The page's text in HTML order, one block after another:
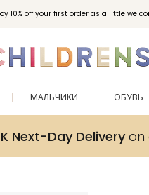
10% off your first order as a little
МАЛЬЧИКИ ОБУВЬ
Next-Day Deliveryon